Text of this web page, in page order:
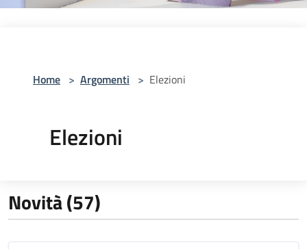
Home > Argomenti > Elezioni
Elezioni
Novità (57)